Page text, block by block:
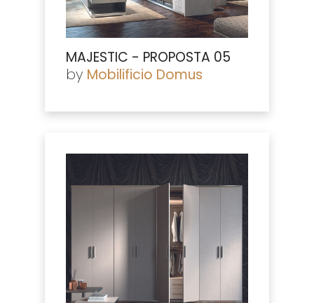
MAJESTIC - PROPOSTA 05
by Mobilificio Domus